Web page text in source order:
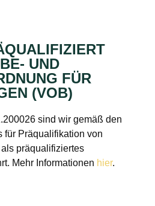
UND
FÜR
(VOB)
sind wir gemäß den
für Präqualifikation von
präqualifiziertes
Mehr Informationen hier.